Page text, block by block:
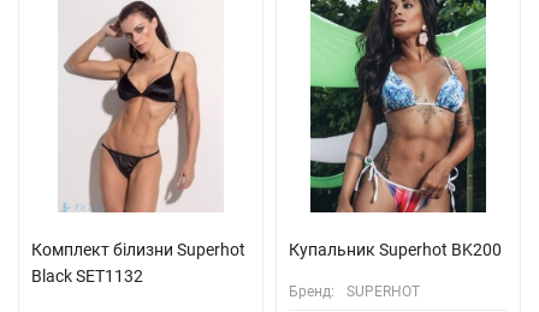
Комплект білизни Superhot
Black SET1132
Купальник Superhot BK200
Бренд: SUPERHOT